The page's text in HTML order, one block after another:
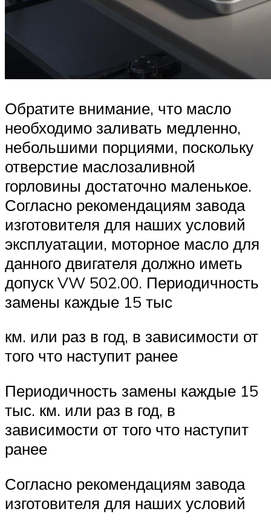
Обратите внимание, что масло
необходимо заливать медленно,
небольшими порциями, поскольку
отверстие маслозаливной
горловины достаточно маленькое.
Согласно рекомендациям завода
изготовителя для наших условий
эксплуатации, моторное масло для
данного двигателя должно иметь
допуск VW 502.00. Периодичность
замены каждые 15 тыс
км. или раз в год, в зависимости от
того что наступит ранее
Периодичность замены каждые 15
тыс. км. или раз в год, в
зависимости от того что наступит
ранее
Согласно рекомендациям завода
изготовителя для наших условий